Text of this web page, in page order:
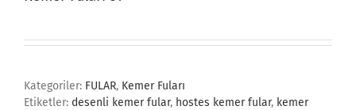
Kategoriler: FULAR, Kemer Fuları
Etiketler: desenli kemer fular, hostes kemer fular, kemer